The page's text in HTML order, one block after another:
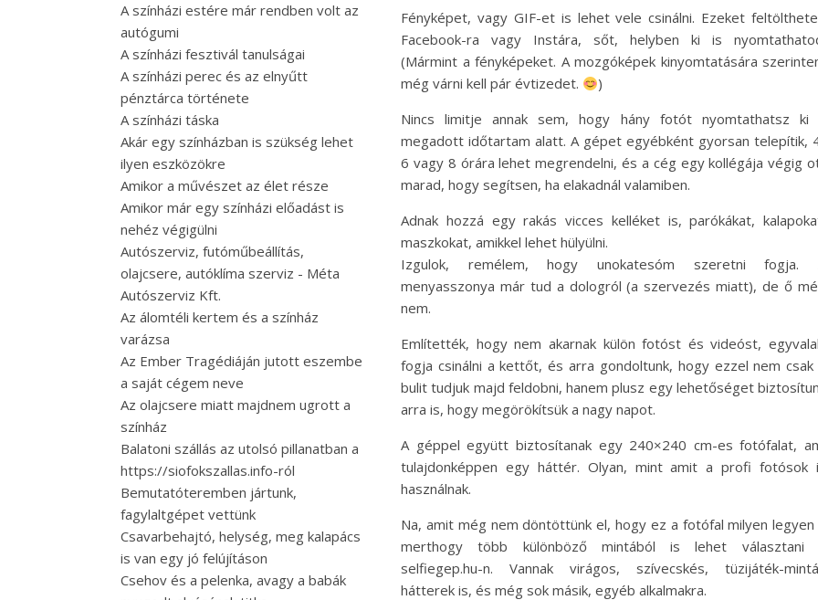
A színházi estére már rendben volt az
autógumi
A színházi fesztivál tanulságai
A színházi perec és az elnyűtt
pénztárca története
A színházi táska
Akár egy színházban is szükség lehet
ilyen eszközökre
Amikor a művészet az élet része
Amikor már egy színházi előadást is
nehéz végigülni
Autószerviz, futóműbeállítás,
olajcsere, autóklíma szerviz - Méta
Autószerviz Kft.
Az álomtéli kertem és a színház
varázsa
Az Ember Tragédiáján jutott eszembe
a saját cégem neve
Az olajcsere miatt majdnem ugrott a
színház
Balatoni szállás az utolsó pillanatban a
https://siofokszallas.info-ról
Bemutatóteremben jártunk,
fagylaltgépet vettünk
Csavarbehajtó, helység, meg kalapács
is van egy jó felújításon
Csehov és a pelenka, avagy a babák
Fényképet, vagy GIF-et is lehet vele csinálni. Ezeket
Facebook-ra vagy Instára, sőt, helyben ki is
(Mármint a fényképeket. A mozgóképek kinyomtatására
még várni kell pár évtizedet.
)
Nincs limitje annak sem, hogy hány fotót nyomtathatsz ki
megadott időtartam alatt. A gépet egyébként gyorsan telepítik,
6 vagy 8 órára lehet megrendelni, és a cég egy kollégája végig
marad, hogy segítsen, ha elakadnál valamiben.
Adnak hozzá egy rakás vicces kelléket is, parókákat,
maszkokat, amikkel lehet hülyülni.
Izgulok, remélem, hogy unokatesóm szeretni fogja.
menyasszonya már tud a dologról (a szervezés miatt), de ő
nem.
Említették, hogy nem akarnak külön fotóst és videóst,
fogja csinálni a kettőt, és arra gondoltunk, hogy ezzel nem csak
bulit tudjuk majd feldobni, hanem plusz egy lehetőséget
arra is, hogy megörökítsük a nagy napot.
A géppel együtt biztosítanak egy 240×240 cm-es fotófalat,
tulajdonképpen egy háttér. Olyan, mint amit a profi fotósok
használnak.
Na, amit még nem döntöttünk el, hogy ez a fotófal milyen legyen
merthogy több különböző mintából is lehet választani
selfiegep.hu-n. Vannak virágos, szívecskés, tüzijáték-
hátterek is, és még sok másik, egyéb alkalmakra.